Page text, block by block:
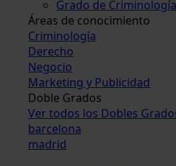
Grado de
Áreas de conocimiento
Criminología
Derecho
Negocio
Marketing y Publicidad
Doble Grados
Ver todos los Dobles
barcelona
madrid